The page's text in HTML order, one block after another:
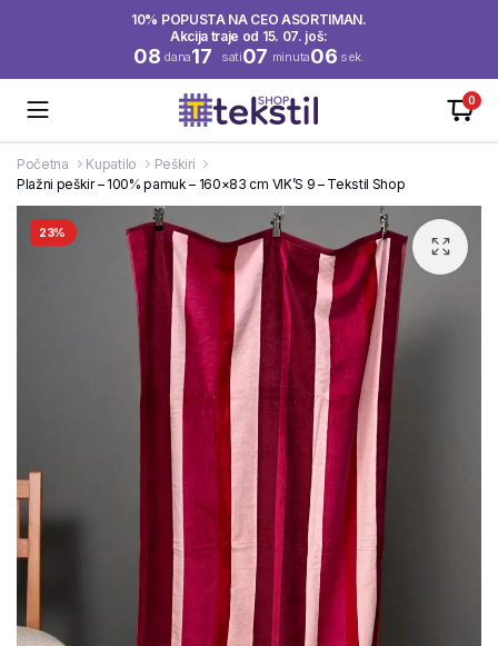
10% POPUSTA NA CEO ASORTIMAN.
Akcija traje od 15. 07. još:
08 dana17 sati07 minuta06 sek.
0
Početna Kupatilo
Peškiri
Plažni peškir – 100% pamuk – 160×83 cm VIK’S 9 – Tekstil Shop
23%